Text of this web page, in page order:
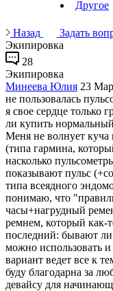
Другое
Назад
Задать
Экипировка
28
Экипировка
Минеева Юлия 23
не пользовалась
я свое сердце только
ли купить
Меня не волнует
(типа гармина,
насколько
показывают пульс
типа всеядного
понимаю, что
часы+нагрудный
ремнем, который как-
последний: бывают
можно использовать
вариант ведет все к
буду благодарна за
девайсу для